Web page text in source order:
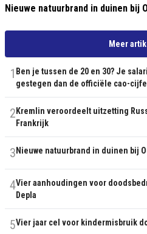
Nieuwe natuurbrand in duinen bij
Meer
1 Ben je tussen de 20 en 30? Je
gestegen dan de officiële cao-
2 Kremlin veroordeelt uitzetting
Frankrijk
3 Nieuwe natuurbrand in duinen bij
4Vier aanhoudingen voor
Depla
5Vier jaar cel voor kindermisbruik